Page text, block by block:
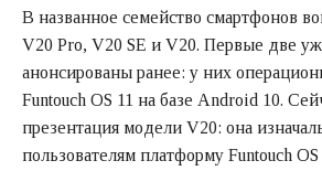
В названное семейство смартфонов
V20 Pro, V20 SE и V20. Первые две
анонсированы ранее: у них
Funtouch OS 11 на базе Android 10.
презентация модели V20: она
пользователям платформу Funtouch